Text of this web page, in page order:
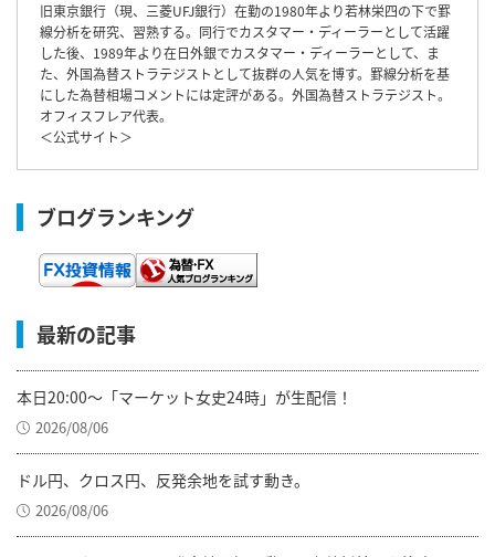
旧東京銀行（現、三菱UFJ銀行）在勤の1980年より若林栄四の下で罫
線分析を研究、習熟する。同行でカスタマー・ディーラーとして活躍
した後、1989年より在日外銀でカスタマー・ディーラーとして、ま
た、外国為替ストラテジストとして抜群の人気を博す。罫線分析を基
にした為替相場コメントには定評がある。外国為替ストラテジスト。
オフィスフレア代表。
＜公式サイト＞
ブログランキング
最新の記事
本日20:00～「マーケット女史24時」が生配信！
2026/08/06
ドル円、クロス円、反発余地を試す動き。
2026/08/06